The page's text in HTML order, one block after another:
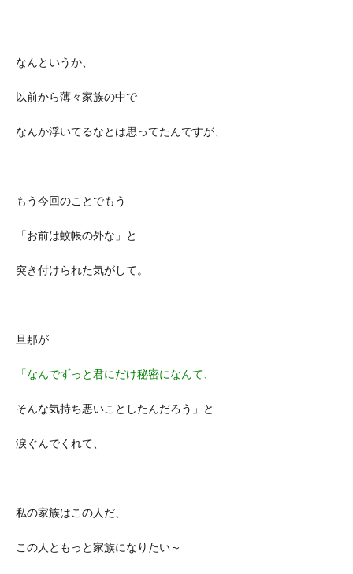
なんというか、
以前から薄々家族の中で
なんか浮いてるなとは思ってたんですが、
もう今回のことでもう
「お前は蚊帳の外な」と
突き付けられた気がして。
旦那が
「なんでずっと君にだけ秘密になんて、
そんな気持ち悪いことしたんだろう」 と
涙ぐんでくれて、
私の家族はこの人だ、
この人ともっと家族になりたい～